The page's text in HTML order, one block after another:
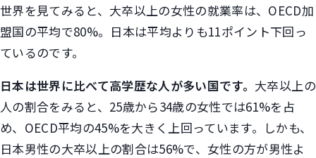
世界を見てみると、大卒以上の女性の就業率は、OECD加
盟国の平均で80%。日本は平均よりも11ポイント下回っ
ているのです。
日本は世界に比べて高学歴な人が多い国です。 大卒以上の
人の割合をみると、25歳から34歳の女性では61%を占
め、OECD平均の45%を大きく上回っています。しかも、
日本男性の大卒以上の割合は56%で、女性の方が男性よ